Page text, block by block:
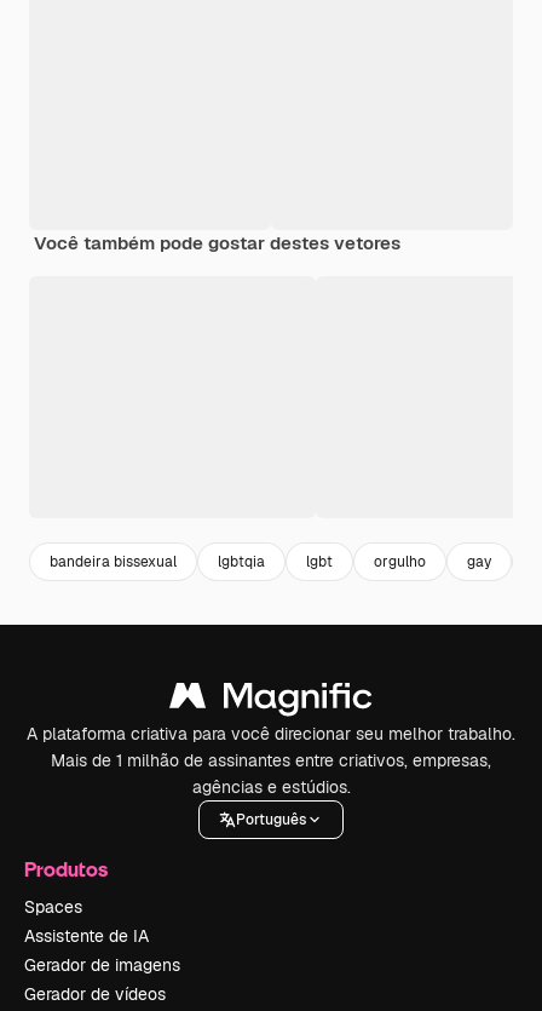
Você também pode gostar destes vetores
bandeira bissexual lgbtqia lgbt orgulho gay
A plataforma criativa para você direcionar seu melhor trabalho.
Mais de 1 milhão de assinantes entre criativos, empresas,
agências e estúdios.
Português
Produtos
Spaces
Assistente de IA
Gerador de imagens
Gerador de vídeos